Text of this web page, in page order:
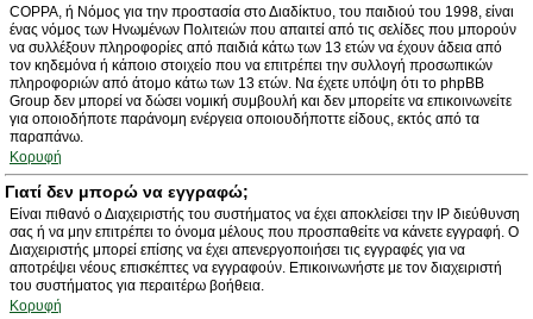
COPPA, ή Νόμος για την προστασία στο Διαδίκτυο, του παιδιού του 1998, είναι
ένας νόμος των Ηνωμένων Πολιτειών που απαιτεί από τις σελίδες που μπορούν
να συλλέξουν πληροφορίες από παιδιά κάτω των 13 ετών να έχουν άδεια από
τον κηδεμόνα ή κάποιο στοιχείο που να επιτρέπει την συλλογή προσωπικών
πληροφοριών από άτομο κάτω των 13 ετών. Να έχετε υπόψη ότι το phpBB
Group δεν μπορεί να δώσει νομική συμβουλή και δεν μπορείτε να επικοινωνείτε
για οποιοδήποτε παράνομη ενέργεια οποιουδήποττε είδους, εκτός από τα
παραπάνω.
Κορυφή
Γιατί δεν μπορώ να εγγραφώ;
Είναι πιθανό ο Διαχειριστής του συστήματος να έχει αποκλείσει την IP διεύθυνση
σας ή να μην επιτρέπει το όνομα μέλους που προσπαθείτε να κάνετε εγγραφή. Ο
Διαχειριστής μπορεί επίσης να έχει απενεργοποιήσει τις εγγραφές για να
αποτρέψει νέους επισκέπτες να εγγραφούν. Επικοινωνήστε με τον διαχειριστή
του συστήματος για περαιτέρω βοήθεια.
Κορυφή